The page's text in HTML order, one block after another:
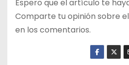
Espero que el artículo te
Comparte tu opinión sobre
en los comentarios.